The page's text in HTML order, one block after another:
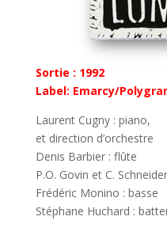
Sortie : 1992
Label: Emarcy/
Laurent Cugny : piano,
et direction d’orchestre
Denis Barbier : flûte
P.O. Govin et C.
Frédéric Monino : basse
Stéphane Huchard :